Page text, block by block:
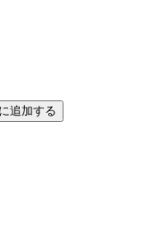
追加する